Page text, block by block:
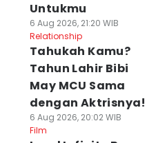
Untukmu
6 Aug 2026, 21:20 WIB
Relationship
Tahukah Kamu?
Tahun Lahir Bibi
May MCU Sama
dengan Aktrisnya!
6 Aug 2026, 20:02 WIB
Film